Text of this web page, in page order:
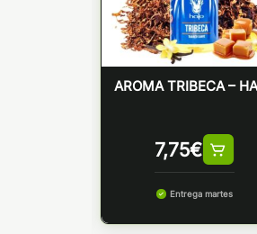
AROMA TRIBECA –
7,75€
Entrega martes